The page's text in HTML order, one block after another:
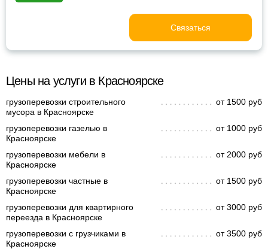
Связаться
Цены на услуги в Красноярске
грузоперевозки строительного
мусора в Красноярске
от 1500 руб
грузоперевозки газелью в
Красноярске
от 1000 руб
грузоперевозки мебели в
Красноярске
от 2000 руб
грузоперевозки частные в
Красноярске
от 1500 руб
грузоперевозки для квартирного
переезда в Красноярске
от 3000 руб
грузоперевозки с грузчиками в
Красноярске
от 3500 руб